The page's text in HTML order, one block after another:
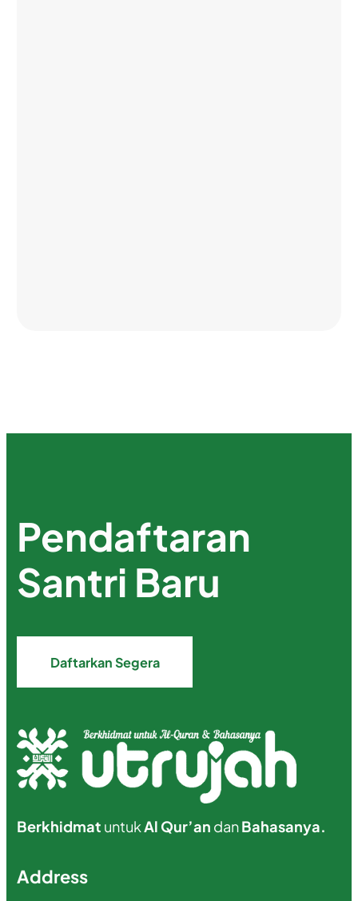
Pendaftaran
Santri Baru
Daftarkan Segera
Berkhidmat untukAl Qur’an danBahasanya.
Address